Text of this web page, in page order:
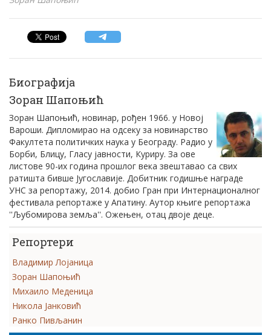
Биографија
Зоран Шапоњић
Зоран Шапоњић, новинар, рођен 1966. у Новој
Вароши. Дипломирао на одсеку за новинарство
Факултета политичких наука у Београду. Радио у
Борби, Блицу, Гласу јавности, Куриру. За ове
листове 90-их година прошлог века звештавао са свих
ратишта бивше Југославије. Добитник годишње награде
УНС за репортажу, 2014. добио Гран при Интернационалног
фестивала репортаже у Апатину. Аутор књиге репортажа
''Љубомирова земља''. Ожењен, отац двоје деце.
Репортери
Владимир Лојаница
Зоран Шапоњић
Михаило Меденица
Никола Јанковић
Ранко Пивљанин